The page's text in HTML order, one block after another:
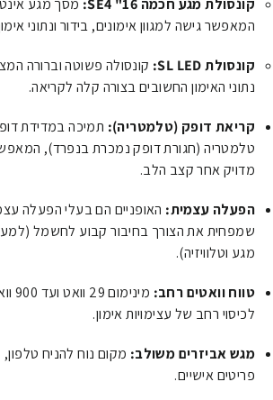
קונסולת מגע חכמה SE4 "16:
מסך מגע
המאפשר גישה למגוון אימונים, בידור ונתוני
קונסולת SL LED:
קונסולה פשוטה וברורה
נתוני האימון החשובים בצורה קלה לקריאה.
קריאת דופק (טלמטריה): תמיכה במדידת
טלמטריה (חגורת דופק נמכרת בנפרד),
מדויק אחר קצב הלב.
הפעלה עצמית: האופניים הם בעלי הפעלה
שמפחית את הצורך בחיבור קבוע לחשמל
מגע וטלוויזיה).
טווח וואטים רחב:
לכיסוי רחב של עצימויות אימון.
מגש אביזרים משולב: מקום נוח להניח
פריטים אישיים.